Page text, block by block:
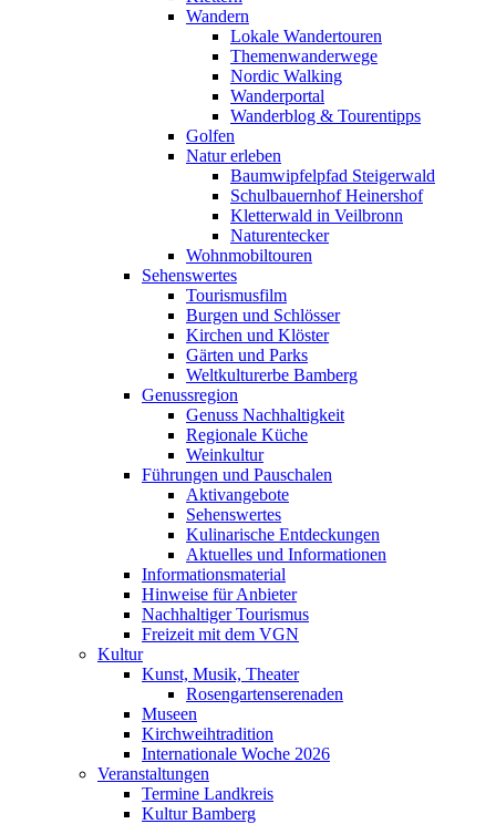
Wandern
Lokale Wandertouren
Themenwanderwege
Nordic Walking
Wanderportal
Wanderblog & Tourentipps
Golfen
Natur erleben
Baumwipfelpfad Steigerwald
Schulbauernhof Heinershof
Kletterwald in Veilbronn
Naturentecker
Wohnmobiltouren
Sehenswertes
Tourismusfilm
Burgen und Schlösser
Kirchen und Klöster
Gärten und Parks
Weltkulturerbe Bamberg
Genussregion
Genuss Nachhaltigkeit
Regionale Küche
Weinkultur
Führungen und Pauschalen
Aktivangebote
Sehenswertes
Kulinarische Entdeckungen
Aktuelles und Informationen
Informationsmaterial
Hinweise für Anbieter
Nachhaltiger Tourismus
Freizeit mit dem VGN
Kultur
Kunst, Musik, Theater
Rosengartenserenaden
Museen
Kirchweihtradition
Internationale Woche 2026
Veranstaltungen
Termine Landkreis
Kultur Bamberg